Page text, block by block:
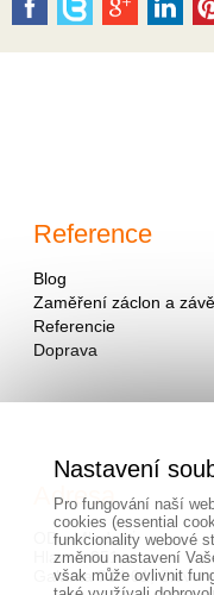
Reference
Blog
Zaměření záclon a
Referencie
Doprava
Adresa
OD - Mladosť
Hlavná 951
Galanta 924 01,
Nastavení
Pro fungování naší
cookies (essential
funkcionality webové
změnou nastavení
však může ovlivnit